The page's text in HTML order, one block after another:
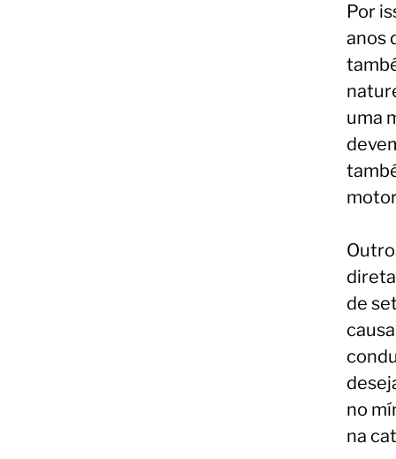
Por
anos
uma
de
no
na